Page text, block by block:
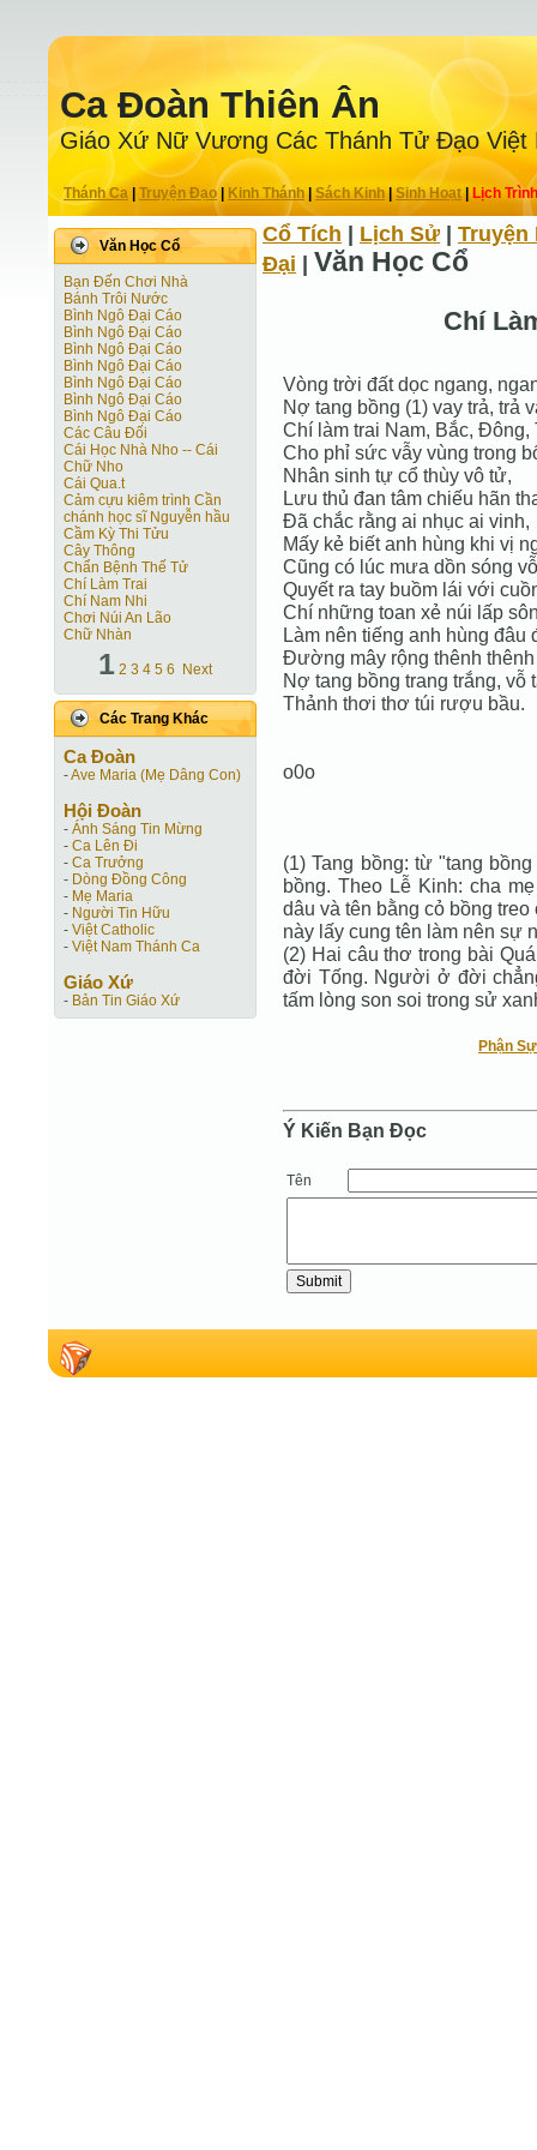
Ca Ðoàn Thiên Ân
Giáo Xứ Nữ Vương Các Thánh Tử Ðạo Việt
Thánh Ca Truyện Ðạo| Kinh Thánh Sách Kinh|Sinh Hoạt| Lịch Trình
Văn Học Cổ
Bạn Đến Chơi Nhà
Bánh Trôi Nước
Bình Ngô Đại Cáo
Bình Ngô Đại Cáo
Bình Ngô Đại Cáo
Bình Ngô Đại Cáo
Bình Ngô Đại Cáo
Bình Ngô Đại Cáo
Bình Ngô Đại Cáo
Các Câu Đối
Cái Học Nhà Nho -- Cái
Chữ Nho
Cái Qua.t
Cảm cựu kiêm trình Cần
chánh học sĩ Nguyễn hầu
Cầm Kỳ Thi Tửu
Cây Thông
Chẩn Bệnh Thế Tử
Chí Làm Trai
Chí Nam Nhi
Chơi Núi An Lão
Chữ Nhàn
1 2 3 4 5 6 Next
Các Trang Khác
Ca Ðoàn
-Ave Maria (Mẹ Dâng Con)
Hội Ðoàn
- Ánh Sáng Tin Mừng
- Ca Lên Đi
- Ca Trưởng
- Dòng Đồng Công
- Mẹ Maria
- Người Tin Hữu
- Việt Catholic
- Việt Nam Thánh Ca
Giáo Xứ
- Bản Tin Giáo Xứ
Cổ Tích Lịch Sử
Truyện
Ðại
Văn Học Cổ
Chí
Vòng trời đất dọc ngang,
Nợ tang bồng (1) vay trả, trả
Chí làm trai Nam, Bắc, Đông,
Cho phỉ sức vẫy vùng trong
Nhân sinh tự cổ thùy vô tử,
Lưu thủ đan tâm chiếu hãn
Đã chắc rằng ai nhục ai vinh,
Mấy kẻ biết anh hùng khi vị
Cũng có lúc mưa dồn sóng
Quyết ra tay buồm lái với
Chí những toan xẻ núi lấp
Làm nên tiếng anh hùng đâu
Đường mây rộng thênh
Nợ tang bồng trang trắng, vỗ
Thảnh thơi thơ túi rượu bầu.
o0o
(1) Tang bồng: từ "tang
bồng. Theo Lễ Kinh: cha
dâu và tên bằng cỏ bồng
này lấy cung tên làm nên sự
(2) Hai câu thơ trong bài
đời Tống. Người ở đời
tấm lòng son soi trong sử
Phận
Ý Kiến Bạn Ðọc
Tên